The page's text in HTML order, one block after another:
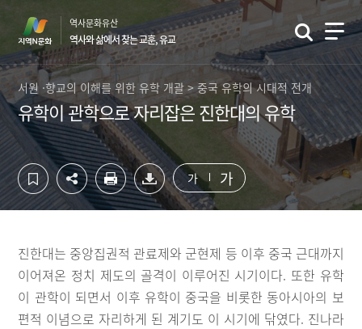
영
역
바
가
역
바
로
기
역사문화유산
역사와 삶에서 찾는 교훈, 유교
서원 ·향교의 이해를 위한 유학 개괄 > 중국 유학의 시대적 전개
유학이 관학으로 자리잡은 진한대의 유학
가 가
진한대는 중앙집권적 관료제와 군현제 등 이후 중국 근대까지
이어져온 정치 제도의 골격이 이루어진 시기이다. 또한 유학
이 관학이 되면서 이후 유학이 중국을 비롯한 동아시아의 보
편적 이념으로 자리하게 된 계기도 이 시기에 닦였다. 진나라